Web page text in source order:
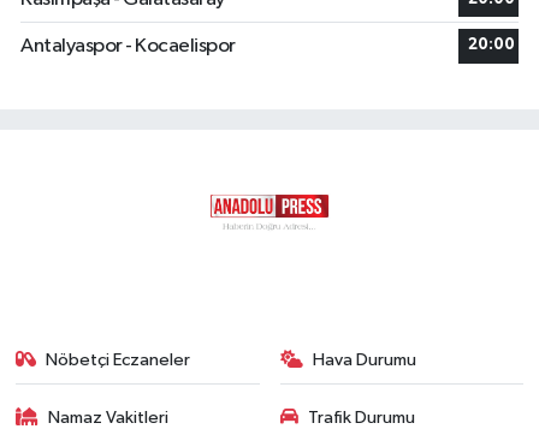
Antalyaspor - Kocaelispor 20:00
Nöbetçi Eczaneler Hava Durumu
Namaz Vakitleri Trafik Durumu